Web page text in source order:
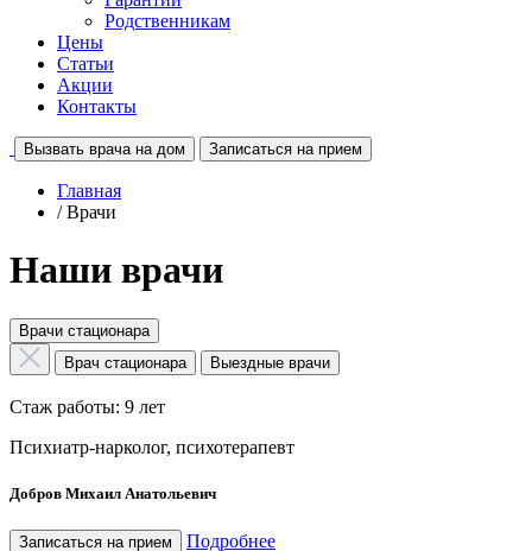
Родственникам
Цены
Статьи
Акции
Контакты
Вызвать врача на дом Записаться на прием
Главная
/ Врачи
Наши врачи
Врачи стационара
Врач стационара
Выездные врачи
Стаж работы: 9 лет
Психиатр-нарколог, психотерапевт
Добров Михаил Анатольевич
Записаться на прием Подробнее